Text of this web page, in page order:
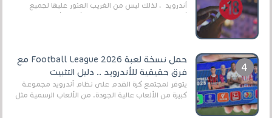
أندرويد ، لذلك ليس من الغريب العثور عليها لجميع
حمل نسخة لعبة Football League 2026 مع
فرق حقيقية للأندرويد .. دليل التثبيت
يتوفر لمجتمع كرة القدم على نظام أندرويد مجموعة
كبيرة من الألعاب عالية الجودة. من الألعاب الرسمية مثل